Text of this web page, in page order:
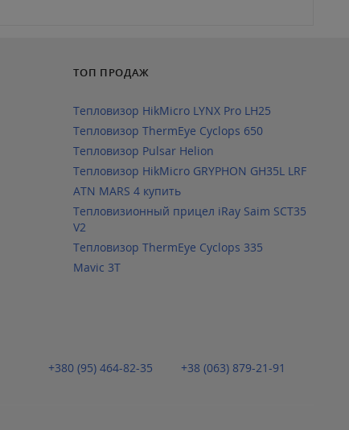
ТОП ПРОДАЖ
Тепловизор HikMicro LYNX Pro LH25
Тепловизор ThermEye Cyclops 650
Тепловизор Pulsar Helion
Тепловизор HikMicro GRYPHON GH35L LRF
ATN MARS 4 купить
Тепловизионный прицел iRay Saim SCT35
V2
Тепловизор ThermEye Cyclops 335
Mavic 3T
+380 (95) 464-82-35 +38 (063) 879-21-91